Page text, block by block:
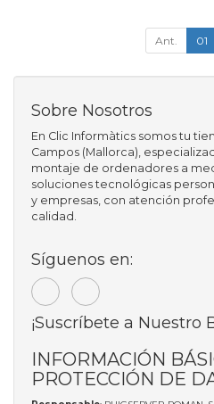
Ant. 01
Sobre Nosotros
En Clic Informàtics somos tu
Campos (Mallorca),
montaje de ordenadores a
soluciones tecnológicas
y empresas, con atención
calidad.
Síguenos en:
¡Suscríbete a Nuestro
INFORMACIÓN
PROTECCIÓN DE